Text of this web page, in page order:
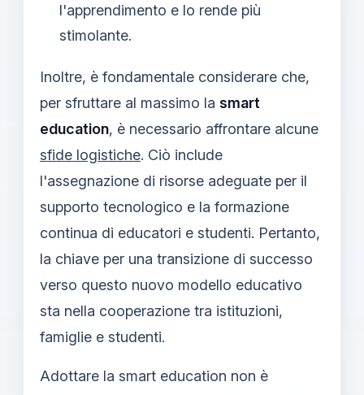
l'apprendimento e lo rende più
stimolante.
Inoltre, è fondamentale considerare che,
per sfruttare al massimo la smart
education, è necessario affrontare alcune
sfide logistiche. Ciò include
l'assegnazione di risorse adeguate per il
supporto tecnologico e la formazione
continua di educatori e studenti. Pertanto,
la chiave per una transizione di successo
verso questo nuovo modello educativo
sta nella cooperazione tra istituzioni,
famiglie e studenti.
Adottare la smart education non è